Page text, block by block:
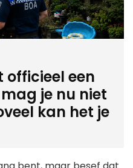
officieel een
je nu niet
kan het je